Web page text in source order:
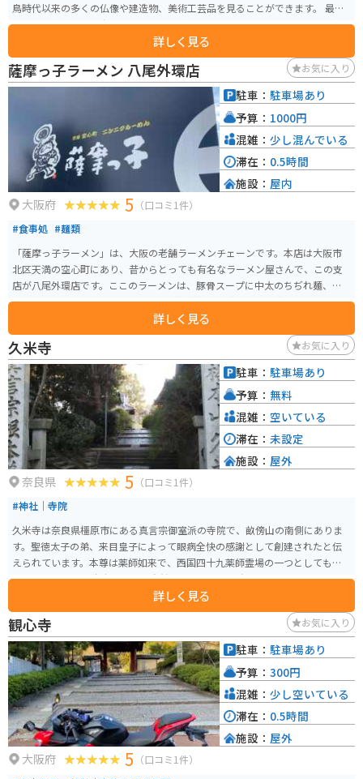
鳥時代以来の多くの仏像や建造物、美術工芸品を見ることができます。 最近
では「世界遺産法隆寺―1400年の歴史遺産を未来へ―プロジェクト」と称し
てクラウドファンディングを実施し、1億5000万円を上まわる支援を得まし
た。
詳しく見る
薩摩っ子ラーメン 八尾外環店 お気に入り
大阪府 5 （口コミ1件）
#食事処 #麺類
「薩摩っ子ラーメン」は、大阪の老舗ラーメンチェーンです。本店は大阪市
北区天満の空心町にあり、昔からとっても有名なラーメン屋さんで、この支
店が八尾外環店です。ここのラーメンは、豚骨スープに中太のちぢれ麺、そ
してトロトロの豚バラチャーシューが特徴で、一度食べると癖になる味で
す。お値段は少しお高めですが、値段だけのボリュームと味だと思います。駐
車場はそんなに広くありませんが、車が7〜8台ぐらいは停めれます。また、
バイク専用の駐車スペースはありませんが、周囲には他の店舗等もありませ
んので、それなりに停めやすいと思います。
詳しく見る
駐車： 駐車場あり
予算： 1000円
混雑： 少し混んでいる
滞在： 0.5時間
施設： 屋内
久米寺 お気に入り
奈良県 5 （口コミ1件）
#神社｜寺院
久米寺は奈良県橿原市にある真言宗御室派の寺院で、畝傍山の南側にありま
す。聖徳太子の弟、来目皇子によって眼病全快の感謝として創建されたと伝
えられています。本尊は薬師如来で、西国四十九薬師霊場の一つとしても知
られています。 久米寺は美しい自然に囲まれ、特に春には境内が色とりどり
の花々で彩られます。また、久米寺には飛行中に娘に見とれて墜落した伝説
の久米仙人に関する話も残っており、歴史や伝説に興味がある人にとって魅
力的なスポットです。
詳しく見る
駐車： 駐車場あり
予算： 無料
混雑： 空いている
滞在： 未設定
施設： 屋外
観心寺 お気に入り
大阪府 5 （口コミ1件）
駐車： 駐車場あり
予算： 300円
混雑： 少し空いている
滞在： 0.5時間
施設： 屋外